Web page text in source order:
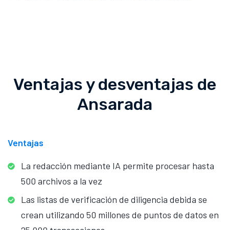
Ventajas y desventajas de
Ansarada
Ventajas
La redacción mediante IA permite procesar hasta
500 archivos a la vez
Las listas de verificación de diligencia debida se
crean utilizando 50 millones de puntos de datos en